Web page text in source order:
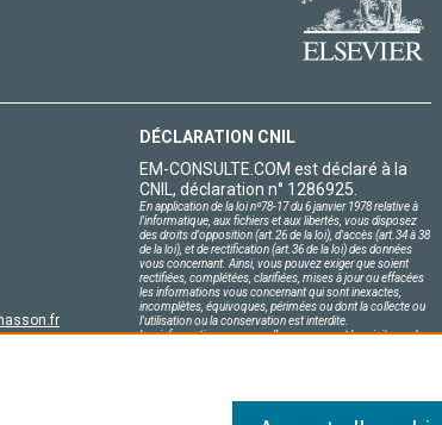
DÉCLARATION CNIL
EM-CONSULTE.COM est déclaré à la
CNIL, déclaration n° 1286925.
En application de la loi nº78-17 du 6 janvier 1978 relative à
l'informatique, aux fichiers et aux libertés, vous disposez
des droits d'opposition (art.26 de la loi), d'accès (art.34 à 38
de la loi), et de rectification (art.36 de la loi) des données
vous concernant. Ainsi, vous pouvez exiger que soient
rectifiées, complétées, clarifiées, mises à jour ou effacées
les informations vous concernant qui sont inexactes,
incomplètes, équivoques, périmées ou dont la collecte ou
l'utilisation ou la conservation est interdite.
Les informations personnelles concernant les visiteurs de